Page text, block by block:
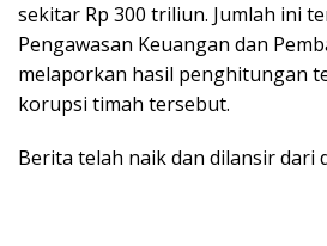
sekitar Rp 300 triliun. Jumlah ini
Pengawasan Keuangan dan
melaporkan hasil penghitungan
korupsi timah tersebut.
Berita telah naik dan dilansir dari